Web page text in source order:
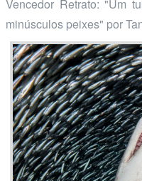
Vencedor Retrato: "Um
minúsculos peixes" por